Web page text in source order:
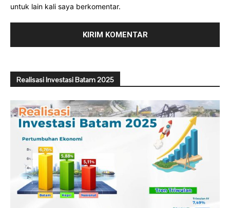
untuk lain kali saya berkomentar.
Realisasi Investasi Batam 2025